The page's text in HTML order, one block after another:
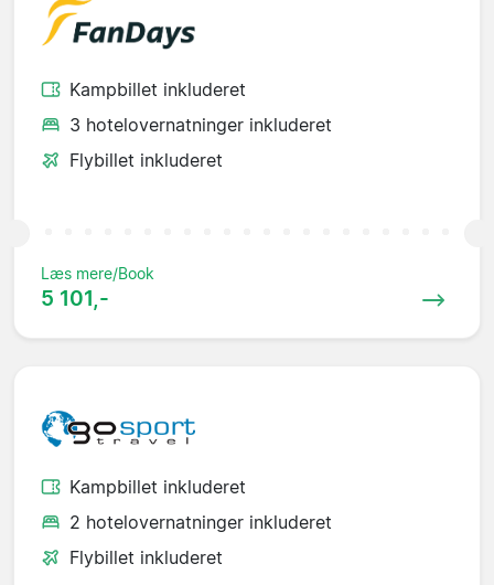
Kampbillet inkluderet
3 hotelovernatninger inkluderet
Flybillet inkluderet
Læs mere/Book
5 101,-
Kampbillet inkluderet
2 hotelovernatninger inkluderet
Flybillet inkluderet